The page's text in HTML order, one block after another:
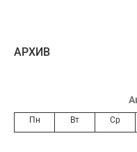
AРХИВ
Пн Вт Ср